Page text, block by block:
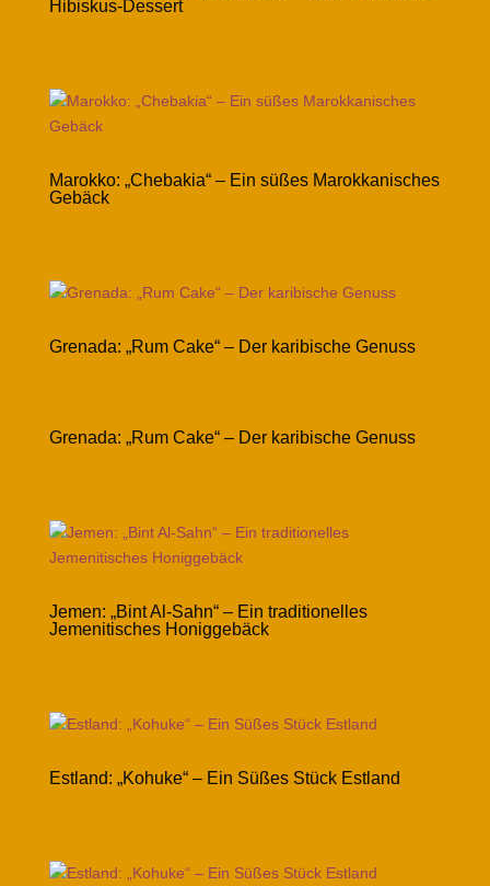
Hibiskus-Dessert
Marokko: „Chebakia“ – Ein süßes Marokkanisches
Gebäck
Grenada: „Rum Cake“ – Der karibische Genuss
Grenada: „Rum Cake“ – Der karibische Genuss
Jemen: „Bint Al-Sahn“ – Ein traditionelles
Jemenitisches Honiggebäck
Estland: „Kohuke“ – Ein Süßes Stück Estland